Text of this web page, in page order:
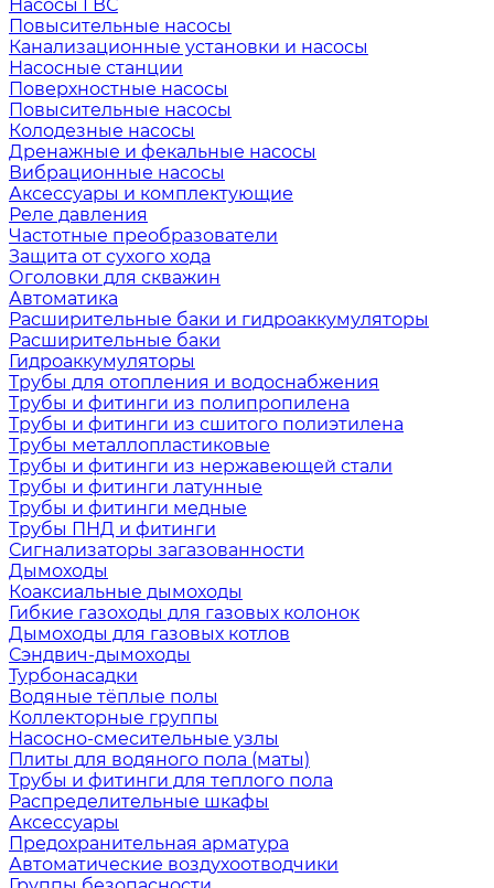
Насосы ГВС
Повысительные насосы
Канализационные установки и насосы
Насосные станции
Поверхностные насосы
Повысительные насосы
Колодезные насосы
Дренажные и фекальные насосы
Вибрационные насосы
Аксессуары и комплектующие
Реле давления
Частотные преобразователи
Защита от сухого хода
Оголовки для скважин
Автоматика
Расширительные баки и гидроаккумуляторы
Расширительные баки
Гидроаккумуляторы
Трубы для отопления и водоснабжения
Трубы и фитинги из полипропилена
Трубы и фитинги из сшитого полиэтилена
Трубы металлопластиковые
Трубы и фитинги из нержавеющей стали
Трубы и фитинги латунные
Трубы и фитинги медные
Трубы ПНД и фитинги
Сигнализаторы загазованности
Дымоходы
Коаксиальные дымоходы
Гибкие газоходы для газовых колонок
Дымоходы для газовых котлов
Сэндвич-дымоходы
Турбонасадки
Водяные тёплые полы
Коллекторные группы
Насосно-смесительные узлы
Плиты для водяного пола (маты)
Трубы и фитинги для теплого пола
Распределительные шкафы
Аксессуары
Предохранительная арматура
Автоматические воздухоотводчики